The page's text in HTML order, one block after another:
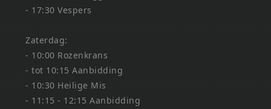
- 17:30 Vespers
Zaterdag:
- 10:00 Rozenkrans
- tot 10:15 Aanbidding
- 10:30 Heilige Mis
- 11:15 - 12:15 Aanbidding